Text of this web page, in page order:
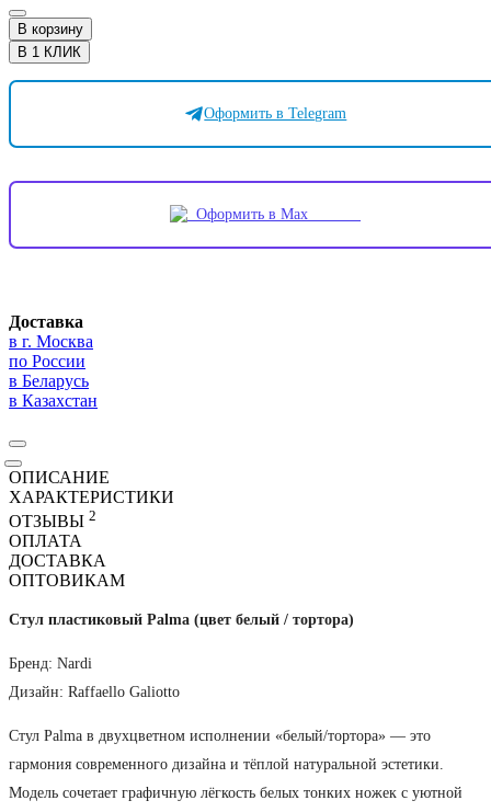
В корзину
В 1 КЛИК
Оформить в Telegram
Оформить в Max
Доставка
в г. Москва
по России
в Беларусь
в Казахстан
ОПИСАНИЕ
ХАРАКТЕРИСТИКИ
ОТЗЫВЫ 2
ОПЛАТА
ДОСТАВКА
ОПТОВИКАМ
Стул пластиковый Palma (цвет белый / тортора)
Бренд: Nardi
Дизайн: Raffaello Galiotto
Стул Palma в двухцветном исполнении «белый/тортора» — это
гармония современного дизайна и тёплой натуральной эстетики.
Модель сочетает графичную лёгкость белых тонких ножек с уютной